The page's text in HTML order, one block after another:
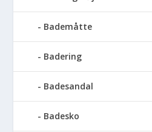
Bademåtte
Badering
Badesandal
Badesko